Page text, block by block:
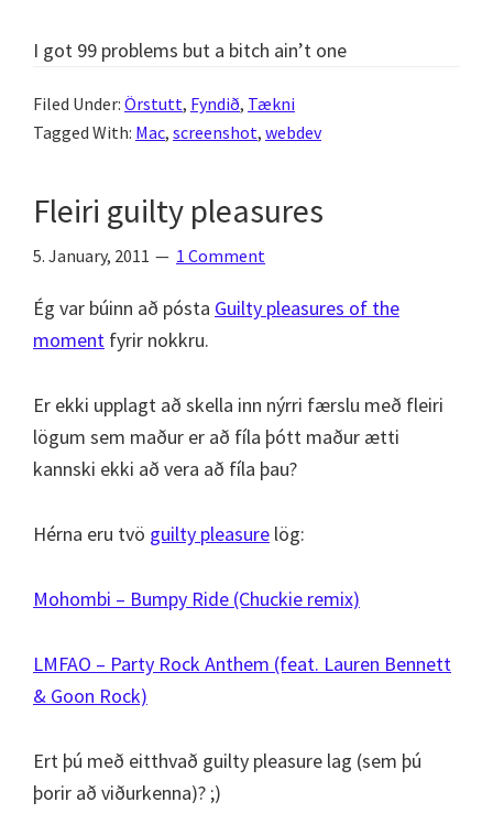
I got 99 problems but a bitch ain’t one
Filed Under: Örstutt, Fyndið, Tækni
Tagged With: Mac, screenshot, webdev
Fleiri guilty pleasures
5. January, 2011 1 Comment
Ég var búinn að pósta Guilty pleasures of the
moment fyrir nokkru.
Er ekki upplagt að skella inn nýrri færslu með fleiri
lögum sem maður er að fíla þótt maður ætti
kannski ekki að vera að fíla þau?
Hérna eru tvö guilty pleasure lög:
Mohombi – Bumpy Ride (Chuckie remix)
LMFAO – Party Rock Anthem (feat. Lauren Bennett
& Goon Rock)
Ert þú með eitthvað guilty pleasure lag (sem þú
þorir að viðurkenna)? ;)